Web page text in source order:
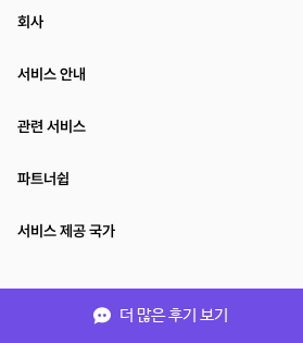
더 많은 후기 보기
회사
서비스 안내
관련 서비스
파트너쉽
서비스 제공 국가
(주)NSPACE 사업자정보